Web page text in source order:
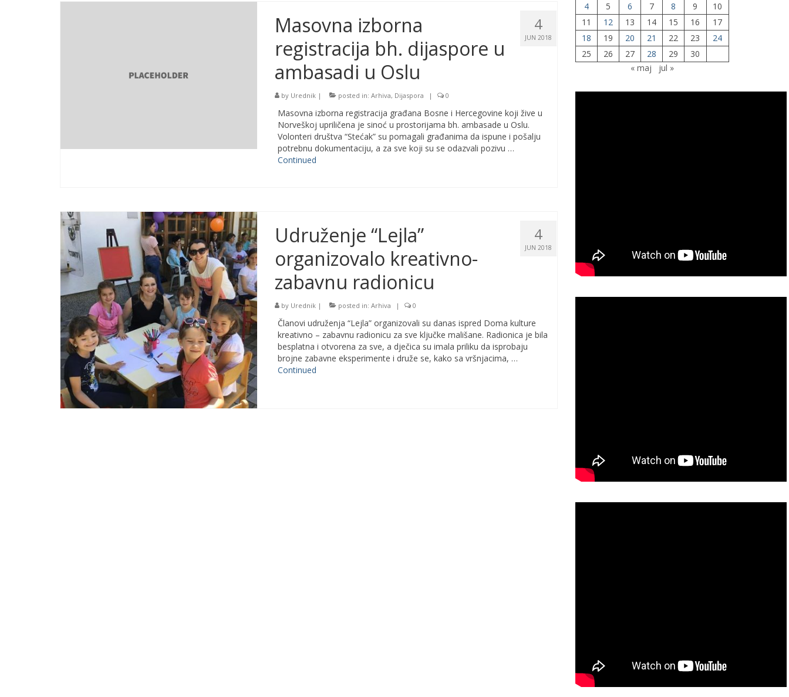
4
JUN 2018
Masovna izborna
registracija bh. dijaspore u
ambasadi u Oslu
by Urednik| posted in: Arhiva, Dijaspora | 0
Masovna izborna registracija građana Bosne i Hercegovine koji žive u
Norveškoj upriličena je sinoć u prostorijama bh. ambasade u Oslu.
Volonteri društva “Stećak” su pomagali građanima da ispune i pošalju
potrebnu dokumentaciju, a za sve koji su se odazvali pozivu …
Continued
4
JUN 2018
Udruženje “Lejla”
organizovalo kreativno-
zabavnu radionicu
by Urednik| posted in: Arhiva | 0
Članovi udruženja “Lejla” organizovali su danas ispred Doma kulture
kreativno – zabavnu radionicu za sve ključke mališane. Radionica je bila
besplatna i otvorena za sve, a dječica su imala priliku da isprobaju
brojne zabavne eksperimente i druže se, kako sa vršnjacima, …
Continued
4
5 6 7 8 9
10
11
12 13 14 15 16
17
18
19 20 21 22 23
24
25
26 27 28 29
30
« maj
jul »